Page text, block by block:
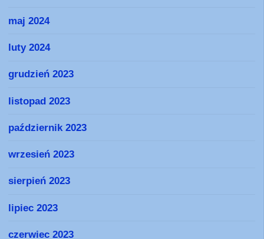
maj 2024
luty 2024
grudzień 2023
listopad 2023
październik 2023
wrzesień 2023
sierpień 2023
lipiec 2023
czerwiec 2023